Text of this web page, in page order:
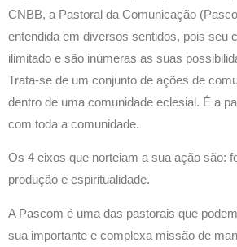
CNBB, a Pastoral da Comunicação
entendida em diversos sentidos, pois seu
ilimitado e são inúmeras as suas
Trata-se de um conjunto de ações de
dentro de uma comunidade eclesial. É a
com toda a comunidade.
Os 4 eixos que norteiam a sua ação são:
produção e espiritualidade.
A Pascom é uma das pastorais que
sua importante e complexa missão de